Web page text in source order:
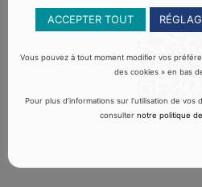
ACCEPTER TOUT
Vous pouvez à tout moment modifier vos
des cookies » en bas
Pour plus d’informations sur l’utilisation de
consulternotre politique